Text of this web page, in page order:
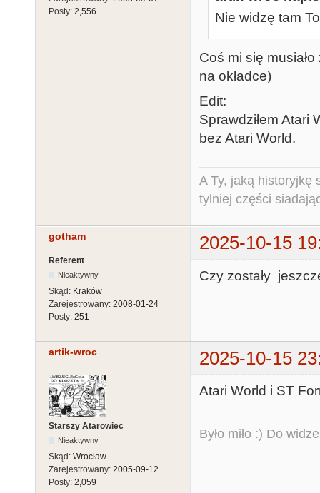
Posty: 2,556
Nie widzę tam
Coś mi się
na okładce)
Edit:
Sprawdziłem Atari
bez Atari World.
A Ty, jaką historyjkę
tylniej części
gotham 2025-10-15
Referent
Nieaktywny
Skąd: Kraków
Zarejestrowany: 2008-01-24
Posty: 251
Czy zostały
artik-wroc 2025-10-15
Starszy Atarowiec
Nieaktywny
Skąd: Wrocław
Zarejestrowany: 2005-09-12
Posty: 2,059
Atari World i ST
Było miło :) Do